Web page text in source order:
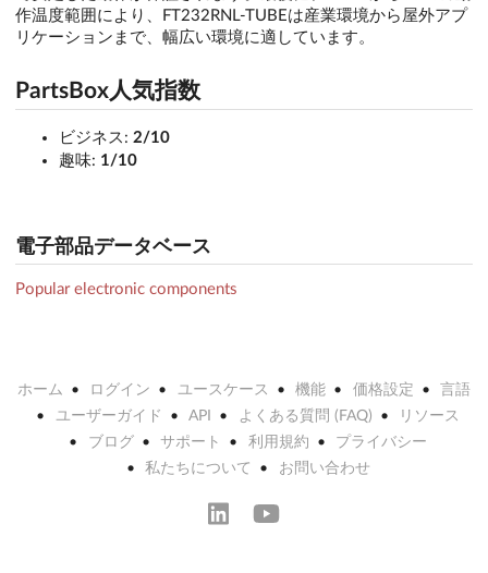
作温度範囲により、FT232RNL-TUBEは産業環境から屋外アプ
リケーションまで、幅広い環境に適しています。
PartsBox人気指数
ビジネス: 2/10
趣味: 1/10
電子部品データベース
Popular electronic components
ホーム ログイン ユースケース 機能 価格設定
言語
ユーザーガイド
API よくある質問 (FAQ)
リソース
ブログ
サポート 利用規約
プライバシー
私たちについて
お問い合わせ